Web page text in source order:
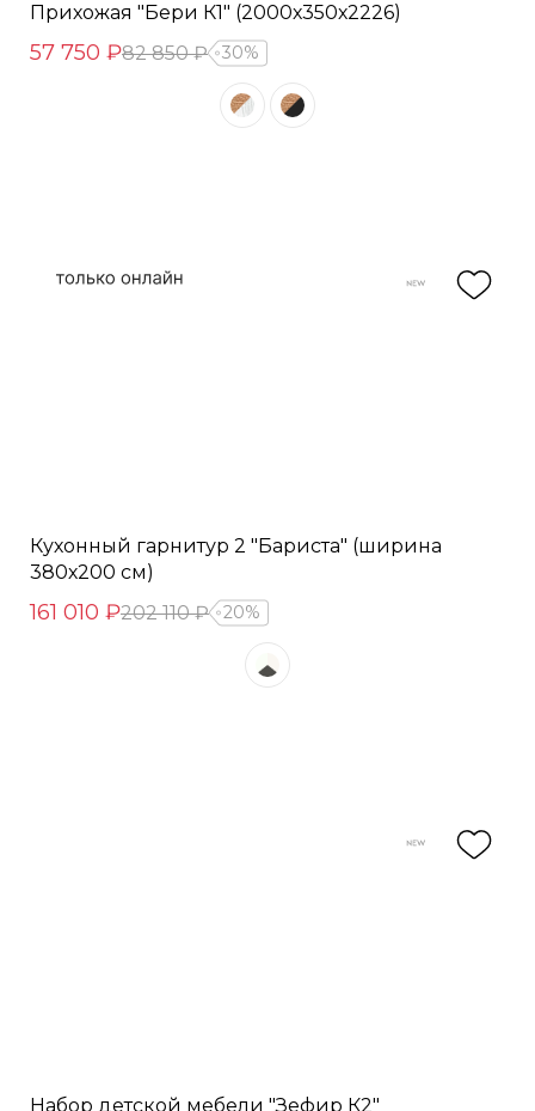
Прихожая "Бери К1" (2000х350х2226)
57 750 ₽82 850 ₽ 30%
Кухонный гарнитур 2 "Бариста" (ширина
380х200 см)
161 010 ₽202 110 ₽ 20%
Набор детской мебели "Зефир К2"